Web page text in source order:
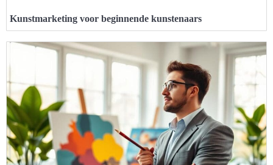
Kunstmarketing voor beginnende kunstenaars